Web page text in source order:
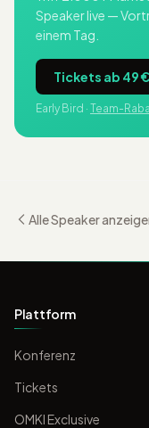
Speaker live —
einem Tag.
Tickets ab 49 €
Early Bird · Team-
Alle Speaker
Plattform
Konferenz
Tickets
OMKI Exclusive